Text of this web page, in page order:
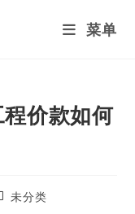
菜单
价款如何
未分类